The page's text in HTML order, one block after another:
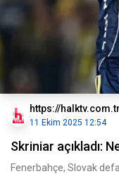
https://halktv.com.tr
11 Ekim 2025 12:54
Skriniar açıkladı:
Fenerbahçe, Slovak